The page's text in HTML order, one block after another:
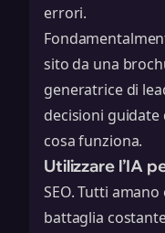
errori.
sito da una
generatrice di
decisioni guidate
cosa funziona.
Utilizzare l’IA
SEO. Tutti
battaglia